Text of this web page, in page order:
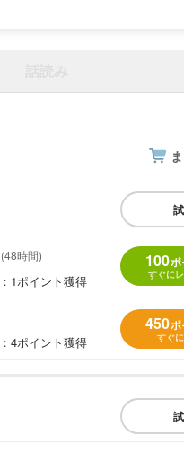
(48時間)
：1ポイント獲得
100ポ
すぐに
：4ポイント獲得
450ポ
すぐ